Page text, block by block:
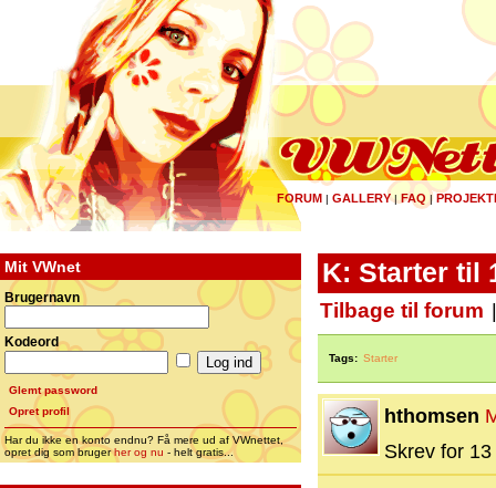
FORUM | GALLERY|FAQ |
Mit VWnet
Brugernavn
Kodeord
Glemt password
Opret profil
Har du ikke en konto endnu? Få mere ud af VWnettet,
opret dig som brugerher og nu - helt gratis...
K: Starter til
Tilbage til forum
Tags: Starter
hthomsen
Skrev for